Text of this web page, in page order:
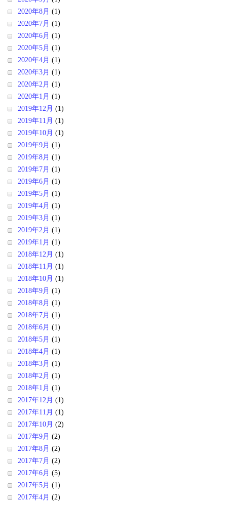
2020年8月 (1)
2020年7月 (1)
2020年6月 (1)
2020年5月 (1)
2020年4月 (1)
2020年3月 (1)
2020年2月 (1)
2020年1月 (1)
2019年12月 (1)
2019年11月 (1)
2019年10月 (1)
2019年9月 (1)
2019年8月 (1)
2019年7月 (1)
2019年6月 (1)
2019年5月 (1)
2019年4月 (1)
2019年3月 (1)
2019年2月 (1)
2019年1月 (1)
2018年12月 (1)
2018年11月 (1)
2018年10月 (1)
2018年9月 (1)
2018年8月 (1)
2018年7月 (1)
2018年6月 (1)
2018年5月 (1)
2018年4月 (1)
2018年3月 (1)
2018年2月 (1)
2018年1月 (1)
2017年12月 (1)
2017年11月 (1)
2017年10月 (2)
2017年9月 (2)
2017年8月 (2)
2017年7月 (2)
2017年6月 (5)
2017年5月 (1)
2017年4月 (2)